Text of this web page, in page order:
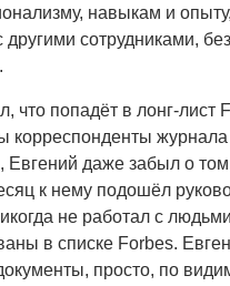
навыкам и
другими сотрудниками,
что попадёт в лонг-лист
корреспонденты журнала
Евгений даже забыл о
к нему подошёл
не работал с
в списке Forbes.
просто, по